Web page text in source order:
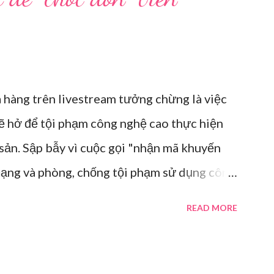
đốc Sở Y tế thành lập Tổ công tác về
tra Công an TP HCM vừa triệt phá đường
giả quy mô lớn, hoạt động tinh vi ngay
Bên cạnh đó, Sở Y tế sẽ công khai danh
hàng trên livestream tưởng chừng là việc
hở để tội phạm công nghệ cao thực hiện
Sập bẫy vì cuộc gọi "nhận mã khuyến
và phòng, chống tội phạm sử dụng công
READ MORE